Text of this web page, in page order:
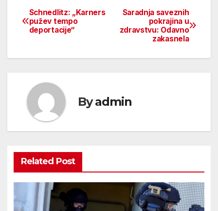
Beitragsnavigation
Saradnja saveznih
pokrajina u
zdravstvu: Odavno
zakasnela
Schnedlitz: „Karners
pužev tempo
deportacije“
Byadmin
Related Post